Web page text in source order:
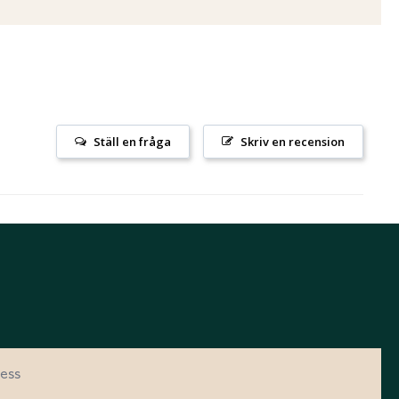
Skriv en recension
Ställ en fråga